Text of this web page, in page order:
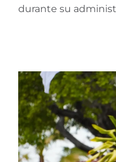
durante su